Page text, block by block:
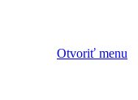
Otvoriť menu